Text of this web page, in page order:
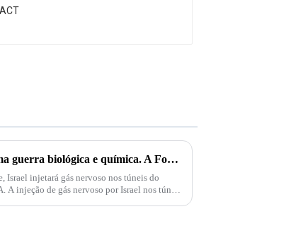
Palestina e Israel estão iniciando uma guerra biológica e química. A Força Delta aparece e injeta gás nervoso em túneis subterrâneos em Gaza!
Israel injetará gás nervoso nos túneis do
A injeção de gás nervoso por Israel nos túneis